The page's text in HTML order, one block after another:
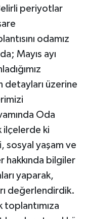
periyotlar
odamız
Mayıs ayı
detayları üzerine
Oda
ilçelerde ki
sosyal yaşam ve
hakkında bilgiler
yaparak,
değerlendirdik.
toplantımıza